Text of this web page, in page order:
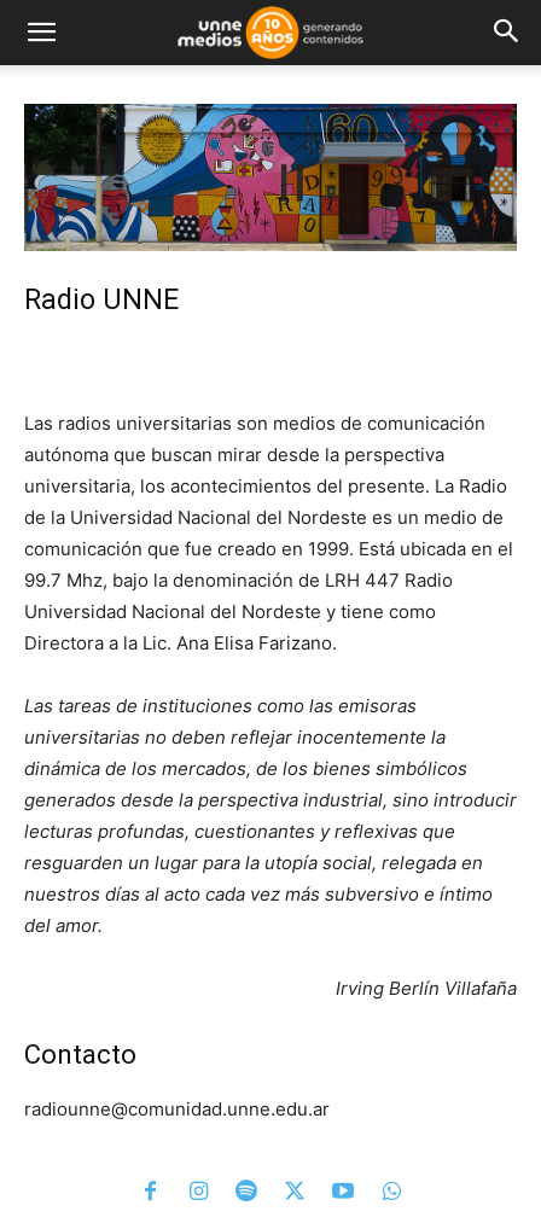
Radio UNNE
Las radios universitarias son medios de comunicación
autónoma que buscan mirar desde la perspectiva
universitaria, los acontecimientos del presente. La Radio
de la Universidad Nacional del Nordeste es un medio de
comunicación que fue creado en 1999. Está ubicada en el
99.7 Mhz, bajo la denominación de LRH 447 Radio
Universidad Nacional del Nordeste y tiene como
Directora a la Lic. Ana Elisa Farizano.
Las tareas de instituciones como las emisoras
universitarias no deben reflejar inocentemente la
dinámica de los mercados, de los bienes simbólicos
generados desde la perspectiva industrial, sino introducir
lecturas profundas, cuestionantes y reflexivas que
resguarden un lugar para la utopía social, relegada en
nuestros días al acto cada vez más subversivo e íntimo
del amor.
Irving Berlín Villafaña
Contacto
radiounne@comunidad.unne.edu.ar